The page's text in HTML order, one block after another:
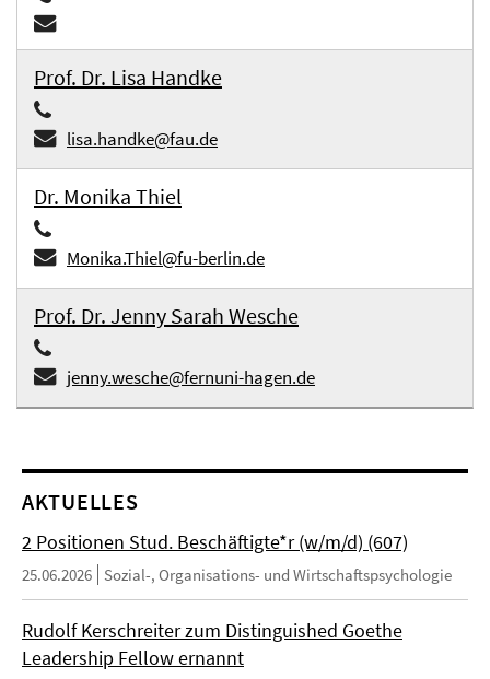
Prof. Dr. Lisa Handke
lisa.handke@fau.de
Dr. Monika Thiel
Monika.Thiel@fu-berlin.de
Prof. Dr. Jenny Sarah Wesche
jenny.wesche@fernuni-hagen.de
AKTUELLES
2 Positionen Stud. Beschäftigte*r (w/m/d) (607)
25.06.2026 Sozial-, Organisations- und Wirtschaftspsychologie
Rudolf Kerschreiter zum Distinguished Goethe
Leadership Fellow ernannt